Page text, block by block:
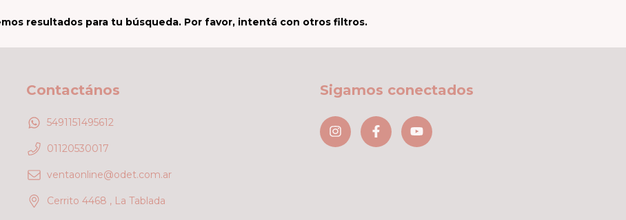
resultados para tu búsqueda. Por favor, intentá con otros filtros.
Contactános
5491151495612
01120530017
ventaonline@odet.com.ar
Cerrito 4468 , La Tablada
Sigamos conectados